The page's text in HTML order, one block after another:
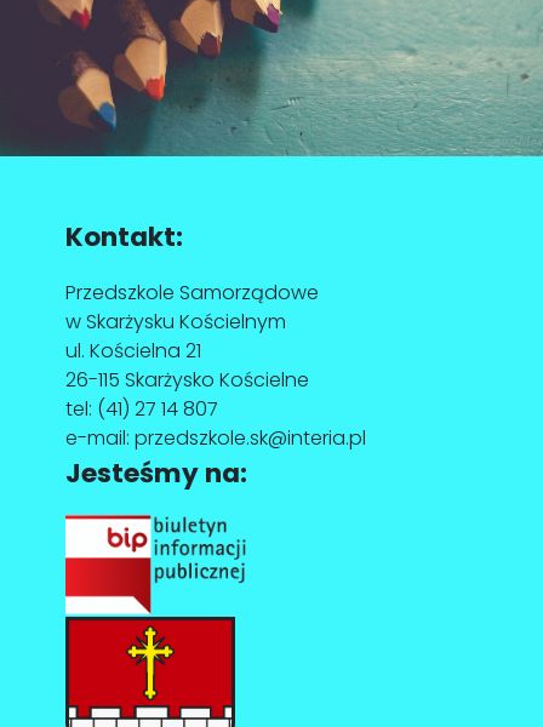
Kontakt:
Przedszkole Samorządowe
w Skarżysku Kościelnym
ul. Kościelna 21
26-115 Skarżysko Kościelne
tel: (41) 27 14 807
e-mail: przedszkole.sk@interia.pl
Jesteśmy na: